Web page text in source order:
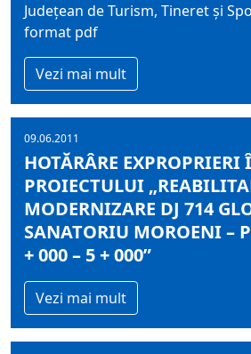
Judeţean de Turism, Tineret şi
format pdf
Vezi mai mult
09.06.2011
HOTĂRÂRE EXPROPRIERI
PROIECTULUI
MODERNIZARE DJ 714
SANATORIU MOROENI –
+ 000 – 5 + 000”
Vezi mai mult